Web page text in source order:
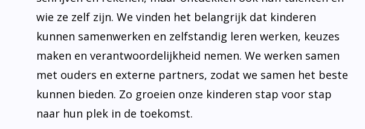
wie ze zelf zijn. We vinden het belangrijk dat kinderen
kunnen samenwerken en zelfstandig leren werken, keuzes
maken en verantwoordelijkheid nemen. We werken samen
met ouders en externe partners, zodat we samen het beste
kunnen bieden. Zo groeien onze kinderen stap voor stap
naar hun plek in de toekomst.